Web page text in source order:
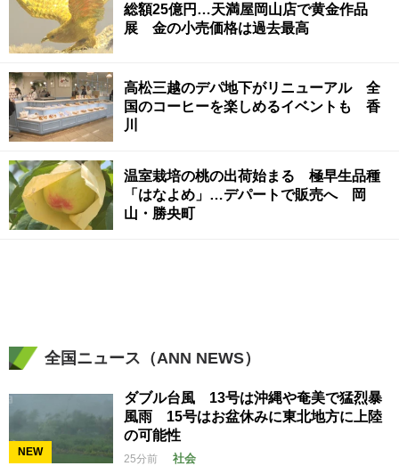
総額25億円…天満屋岡山店で黄金作品
展 金の小売価格は過去最高
高松三越のデパ地下がリニューアル 全
国のコーヒーを楽しめるイベントも 香
川
温室栽培の桃の出荷始まる 極早生品種
「はなよめ」…デパートで販売へ 岡
山・勝央町
全国ニュース（ANN NEWS）
NEW
ダブル台風 13号は沖縄や奄美で猛烈暴
風雨 15号はお盆休みに東北地方に上陸
の可能性
25分前 社会